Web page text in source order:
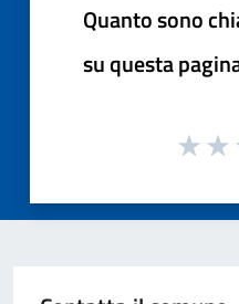
Quanto sono
su questa